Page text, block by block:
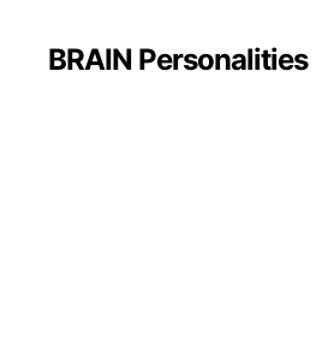
BRAIN Personalities